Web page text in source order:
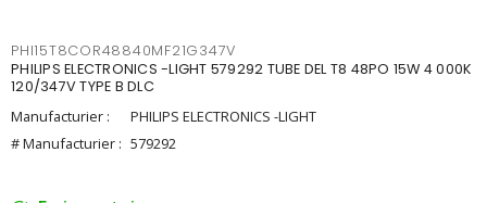
PHI15T8COR48840MF21G347V
PHILIPS ELECTRONICS -LIGHT 579292 TUBE DEL T8 48PO 15W 4 000K
120/347V TYPE B DLC
Manufacturier :
PHILIPS ELECTRONICS -LIGHT
# Manufacturier : 579292